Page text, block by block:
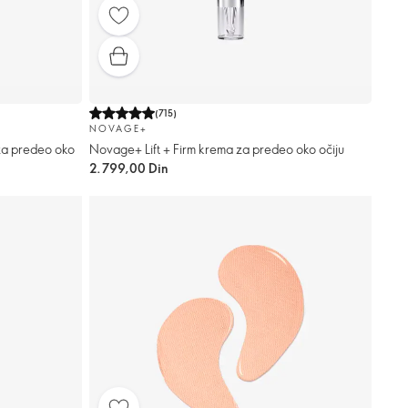
predeo oko
(715)
NOVAGE+
Novage+ Lift + Firm krema za predeo oko očiju
2.799,00 Din